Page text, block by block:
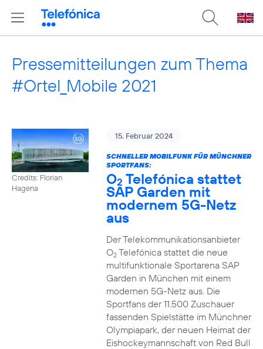
Pressemitteilungen zum Thema
#Ortel_Mobile 2021
Credits: Florian
Hagena
15. Februar 2024
SCHNELLER MOBILFUNK FÜR MÜNCHNER
SPORTFANS:
O2 Telefónica stattet
SAP Garden mit
modernem 5G-Netz
aus
Der Telekommunikationsanbieter
O2Telefónica stattet die neue
multifunktionale Sportarena SAP
Garden in München mit einem
modernen 5G-Netz aus. Die
Sportfans der 11.500 Zuschauer
fassenden Spielstätte im Münchner
Olympiapark, der neuen Heimat der
Eishockeymannschaft von Red Bull